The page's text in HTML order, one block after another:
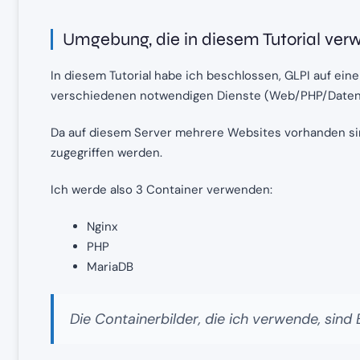
Umgebung, die in diesem Tutorial
In diesem Tutorial habe ich beschlossen, GLPI auf
verschiedenen notwendigen Dienste (Web/PHP/
Da auf diesem Server mehrere Websites vorhanden
zugegriffen werden.
Ich werde also 3 Container verwenden:
Nginx
PHP
MariaDB
Die Containerbilder, die ich verwende,